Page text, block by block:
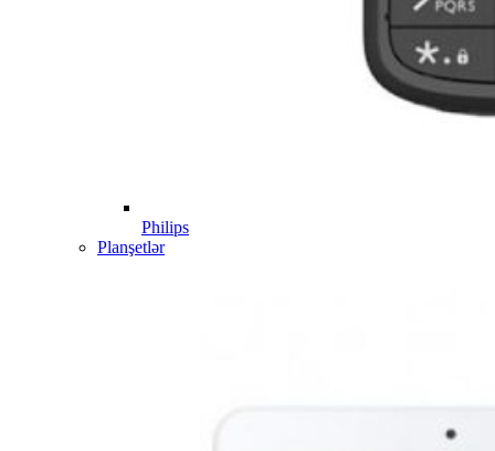
Philips
Planşetlər